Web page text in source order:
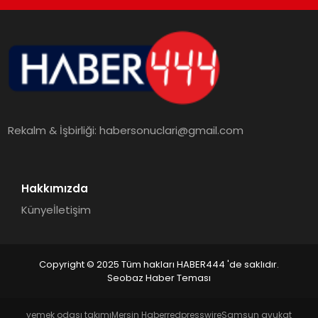
MAGAZIN
EGITIM
YAŞAM
Rekalm & İşbirliği:habersonuclari@gmail.com
Hakkımızda
Künyeİletişim
Copyright © 2025 Tüm hakları HABER444 'de saklıdır.
Seobaz Haber Teması
yemek odası takımıMersin HaberredpresswireSamsun avukat